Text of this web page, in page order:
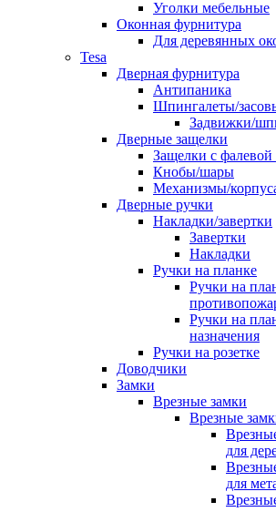
Уголки мебельные
Оконная фурнитура
Для деревянных
Tesa
Дверная фурнитура
Антипаника
Шпингалеты/
Задвижки/
Дверные защелки
Защелки с фалевой
Кнобы/шары
Механизмы/
Дверные ручки
Накладки/завертки
Завертки
Накладки
Ручки на планке
Ручки на
Ручки на
назначения
Ручки на розетке
Доводчики
Замки
Врезные замки
Врезные
для
для